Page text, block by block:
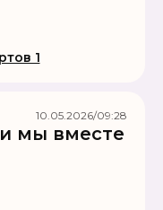
1
мы вместе
10.05.2026/09:28